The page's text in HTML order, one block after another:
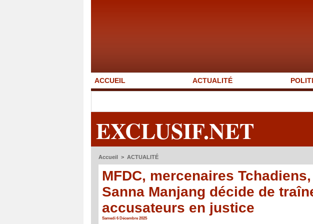
ACCUEIL ACTUALITÉ
EXCLUSIF.NET
Accueil > ACTUALITÉ
MFDC, mercenaires
Sanna Manjang décide de
accusateurs en justice
Samedi 6 Décembre 2025